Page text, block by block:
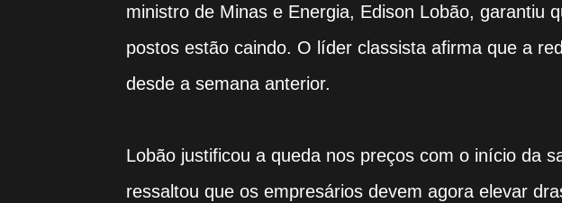
ministro de Minas e Energia, Edison Lobão, garantiu
postos estão caindo. O líder classista afirma que a
desde a semana anterior.
Lobão justificou a queda nos preços com o início da
ressaltou que os empresários devem agora elevar